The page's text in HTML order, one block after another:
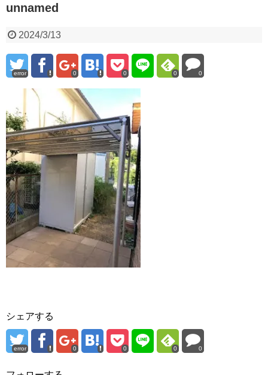
unnamed
2024/3/13
error 0 0 0 0
シェアする
error 0 0 0 0